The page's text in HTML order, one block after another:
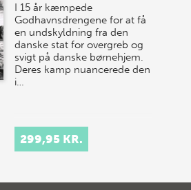
I 15 år kæmpede
Godhavnsdrengene for at få
en und­skyldning fra den
danske stat for overgreb og
svigt på danske børnehjem.
Deres kamp nuancerede den
i…
299,95 KR.